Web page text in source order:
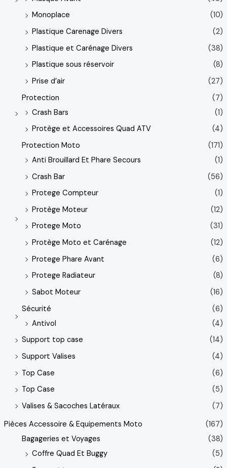
Monoplace
(10)
Plastique Carenage Divers
(2)
Plastique et Carénage Divers
(38)
Plastique sous réservoir
(8)
Prise d’air
(27)
Protection
(7)
Crash Bars
(1)
Protège et Accessoires Quad ATV
(4)
Protection Moto
(171)
Anti Brouillard Et Phare Secours
(1)
Crash Bar
(56)
Protege Compteur
(1)
Protège Moteur
(12)
Protege Moto
(31)
Protège Moto et Carénage
(12)
Protege Phare Avant
(6)
Protege Radiateur
(8)
Sabot Moteur
(16)
Sécurité
(6)
Antivol
(4)
Support top case
(14)
Support Valises
(4)
Top Case
(6)
Top Case
(5)
Valises & Sacoches Latéraux
(7)
Pièces Accessoire & Equipements Moto
(167)
Bagageries et Voyages
(38)
Coffre Quad Et Buggy
(5)